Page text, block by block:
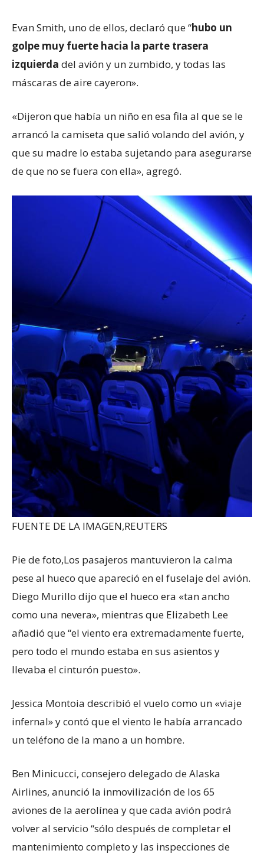
Evan Smith, uno de ellos, declaró que “hubo un
golpe muy fuerte hacia la parte trasera
izquierda del avión y un zumbido, y todas las
máscaras de aire cayeron».
«Dijeron que había un niño en esa fila al que se le
arrancó la camiseta que salió volando del avión, y
que su madre lo estaba sujetando para asegurarse
de que no se fuera con ella», agregó.
FUENTE DE LA IMAGEN,REUTERS
Pie de foto,Los pasajeros mantuvieron la calma
pese al hueco que apareció en el fuselaje del avión.
Diego Murillo dijo que el hueco era «tan ancho
como una nevera», mientras que Elizabeth Lee
añadió que “el viento era extremadamente fuerte,
pero todo el mundo estaba en sus asientos y
llevaba el cinturón puesto».
Jessica Montoia describió el vuelo como un «viaje
infernal» y contó que el viento le había arrancado
un teléfono de la mano a un hombre.
Ben Minicucci, consejero delegado de Alaska
Airlines, anunció la inmovilización de los 65
aviones de la aerolínea y que cada avión podrá
volver al servicio “sólo después de completar el
mantenimiento completo y las inspecciones de